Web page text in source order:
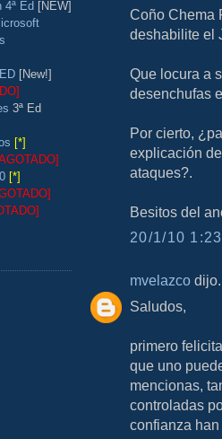
4ª Ed [NEW]
[New!]
3ª Ed
[*]
[*]
Coño Chema
deshabilite el
Que locura a
desenchufas
Por cierto,
explicación
ataques?.
Besitos del
20/1/10
mvelazco
Saludos,
primero
que uno
mencionas,
controladas
confianza